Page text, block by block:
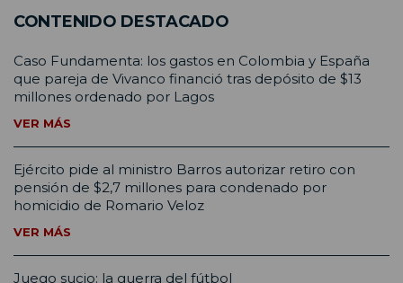
CONTENIDO DESTACADO
Caso Fundamenta: los gastos en Colombia y España
que pareja de Vivanco financió tras depósito de $13
millones ordenado por Lagos
VER MÁS
Ejército pide al ministro Barros autorizar retiro con
pensión de $2,7 millones para condenado por
homicidio de Romario Veloz
VER MÁS
Juego sucio: la guerra del fútbol